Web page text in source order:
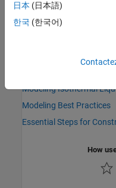
Modeling Isothermal
Modeling Best Practices
Essential Steps for
How
日本 (日本語)
한국 (한국어)